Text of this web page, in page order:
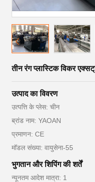
तीन रंग प्लास्टिक विकर
उत्पाद का विवरण
उत्पत्ति के प्लेस: चीन
ब्रांड नाम: YAOAN
प्रमाणन: CE
मॉडल संख्या: वायुसेना-55
भुगतान और शिपिंग की शर्तें
न्यूनतम आदेश मात्रा: 1